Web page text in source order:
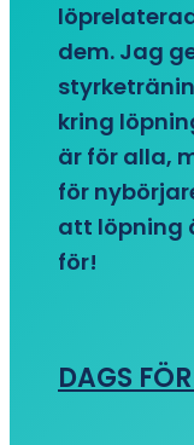
dem. Jag
kring
är för alla,
för
att löpning
för!
DAGS